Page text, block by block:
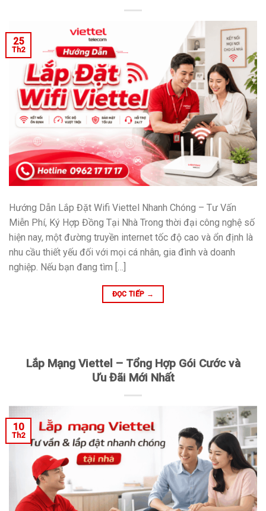
25
Th2
Hướng Dẫn Lắp Đặt Wifi Viettel Nhanh Chóng – Tư Vấn
Miễn Phí, Ký Hợp Đồng Tại Nhà Trong thời đại công nghệ số
hiện nay, một đường truyền internet tốc độ cao và ổn định là
nhu cầu thiết yếu đối với mọi cá nhân, gia đình và doanh
nghiệp. Nếu bạn đang tìm […]
ĐỌC TIẾP →
Lắp Mạng Viettel – Tổng Hợp Gói Cước và
Ưu Đãi Mới Nhất
10
Th2